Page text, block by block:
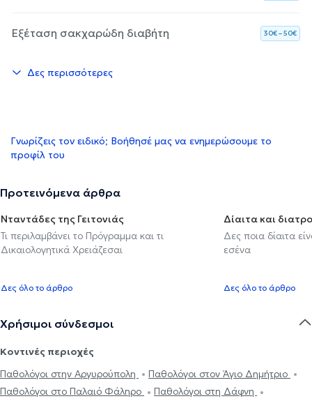
Εξέταση σακχαρώδη διαβήτη 30€ – 50€
Δες περισσότερες
Γνωρίζεις τον ειδικό; Βοήθησέ μας να ενημερώσουμε το
προφίλ του
Προτεινόμενα άρθρα
Νταντάδες της Γειτονιάς
Τι περιλαμβάνει το Πρόγραμμα και τι
Δικαιολογητικά Χρειάζεσαι
Δες όλο το άρθρο
Δίαιτα και
Δες ποια δίαιτα
εσένα
Δες όλο το άρθρο
Χρήσιμοι σύνδεσμοι
Κοντινές περιοχές
Παθολόγοι στην Αργυρούπολη
Παθολόγοι στον Άγιο Δημήτριο
Παθολόγοι στο Παλαιό Φάληρο
Παθολόγοι στη Δάφνη